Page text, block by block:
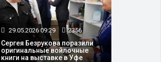
29.05.2026 09:29 2356
Сергея Безрукова поразили
оригинальные войлочные
книги на выставке в Уфе